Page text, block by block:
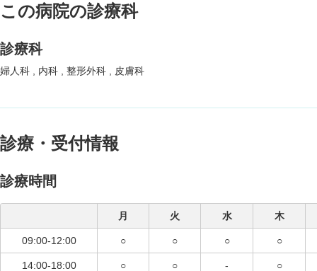
この病院の診療科
診療科
婦人科 内科 整形外科 皮膚科
診療・受付情報
診療時間
月 火 水 木
09:00-12:00 ○ ○ ○ ○
14:00-18:00 ○ ○ - ○